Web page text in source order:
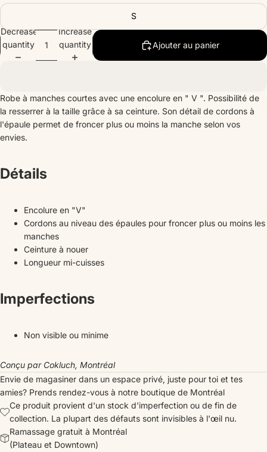
S
Decrease
quantity
Increase
quantity
Ajouter au panier
Robe à manches courtes avec une encolure en " V ". Possibilité de
la resserrer à la taille grâce à sa ceinture. Son détail de cordons à
l'épaule permet de froncer plus ou moins la manche selon vos
envies.
Détails
Encolure en "V"
Cordons au niveau des épaules pour froncer plus ou moins les
manches
Ceinture à nouer
Longueur mi-cuisses
Imperfections
Non visible ou minime
Conçu par Cokluch, Montréal
Envie de magasiner dans un espace privé, juste pour toi et tes
amies? Prends rendez-vous à notre boutique de Montréal
Ce produit provient d'un stock d'imperfection ou de fin de
collection. La plupart des défauts sont invisibles à l'œil nu.
Ramassage gratuit à Montréal
(Plateau et Downtown)